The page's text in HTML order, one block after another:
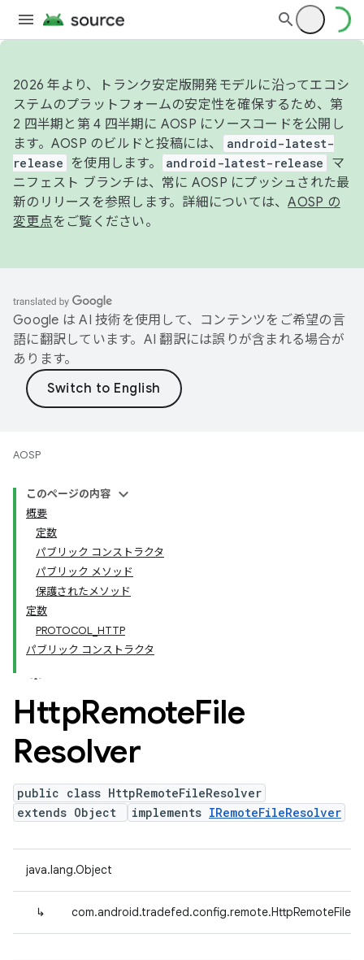
2026 年より、トランク安定版開発モデルに沿ってエコシ
ステムのプラットフォームの安定性を確保するため、第
2 四半期と第 4 四半期に AOSP にソースコードを公開し
ます。AOSP のビルドと投稿には、
android-latest-
release
を使用します。 android-latest-release
マ
ニフェスト ブランチは、常に AOSP にプッシュされた最
新のリリースを参照します。詳細については、AOSP の
変更点をご覧ください。
Google は AI 技術を使用して、コンテンツをご希望の言
語に翻訳しています。AI 翻訳には誤りが含まれる場合が
あります。
AOSP
このページの内容
概要
定数
パブリック コンストラクタ
パブリック メソッド
保護されたメソッド
定数
PROTOCOL_HTTP
パブリック コンストラクタ
HttpRemoteFile
Resolver
public class HttpRemoteFileResolver
extends Object
implements IRemoteFileResolver
java.lang.Object
↳